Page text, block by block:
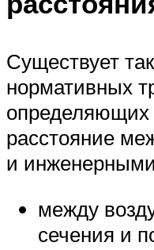
Существует
нормативных
расстояние
и
между
сечения и